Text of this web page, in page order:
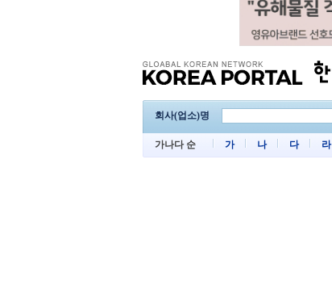
회사(업소)명
가나다 순 가 나 다 라